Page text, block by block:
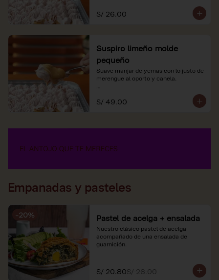
S/ 26.00
Suspiro limeño molde
pequeño
Suave manjar de yemas con lo justo de
merengue al oporto y canela.
*Nuestros precios están expresados en
soles e incluyen impuestos de ley y
S/ 49.00
Empanadas y pasteles
-20% Pastel de acelga + ensalada
Nuestro clásico pastel de acelga
acompañado de una ensalada de
guarnición.
S/ 20.80S/ 26.00